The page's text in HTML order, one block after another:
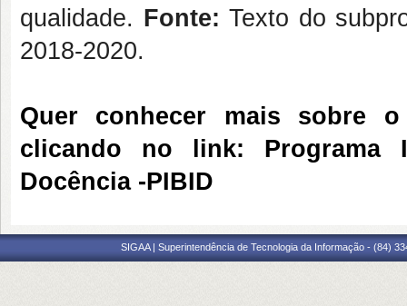
qualidade. Fonte: Texto do
2018-2020.
Quer conhecer mais sobre
clicando no link:
Docência -PIBID
SIGAA | Superintendência de Tecnologia da Informação - (84)